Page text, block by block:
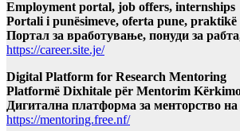
Employment portal, job offers, internships
Portali i punësimeve, oferta pune, praktikë
Портал за вработување, понуди за
https://career.site.je/
Digital Platform for Research Mentoring
Platformë Dixhitale për Mentorim
Дигитална платформа за менторство
https://mentoring.free.nf/